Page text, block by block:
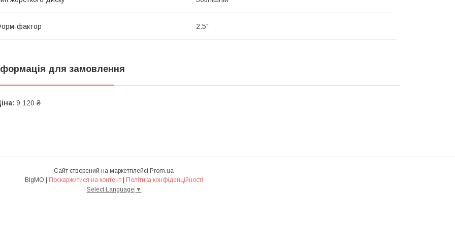
фактор 2.5"
для замовлення
9 120 ₴
Сайт створений на маркетплейсі Prom.ua
BigMO | Поскаржитися на контент | Політика конфіденційності
Select Language ▼